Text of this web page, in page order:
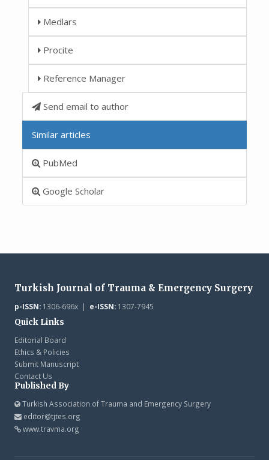
Medlars
Procite
Reference Manager
Send email to author
Similar articles
PubMed
Google Scholar
Turkish Journal of Trauma & Emergency Surgery
p-ISSN:1306-696x | e-ISSN:1307-7945
Quick Links
Editorial Board
Ethics & Policies
Submit Manuscript
Contact Us
Published By
Turkish Association of Trauma and Emergency Surgery
editor@tjtes.org
www.travma.org